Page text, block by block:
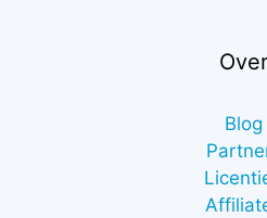
Over
Blog